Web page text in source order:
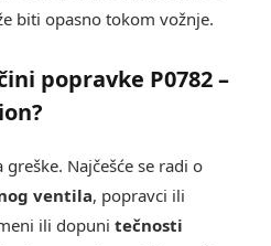
biti opasno tokom vožnje.
popravke P0782 –
?
Najčešće se radi o
ventila, popravci ili
ili dopuni tečnosti